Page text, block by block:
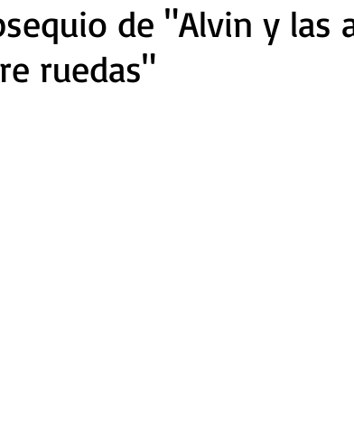
de "Alvin y las
ruedas"